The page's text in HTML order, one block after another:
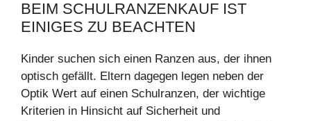
BEIM SCHULRANZENKAUF IST
EINIGES ZU BEACHTEN
Kinder suchen sich einen Ranzen aus, der ihnen
optisch gefällt. Eltern dagegen legen neben der
Optik Wert auf einen Schulranzen, der wichtige
Kriterien in Hinsicht auf Sicherheit und